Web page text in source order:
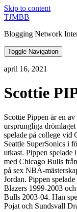
Skip to content
TJMBB
Blogging Network
Toggle Navigation
april 16, 2021
Scottie
Scottie Pippen är en
ursprungliga
spelade på college vid
Seattle SuperSonics i
utkast. Pippen
med Chicago Bulls
på sex NBA-
Jordan. Pippen
Blazers 1999-2003
Bulls 2003-04. Han
Pojat och Sundsvall